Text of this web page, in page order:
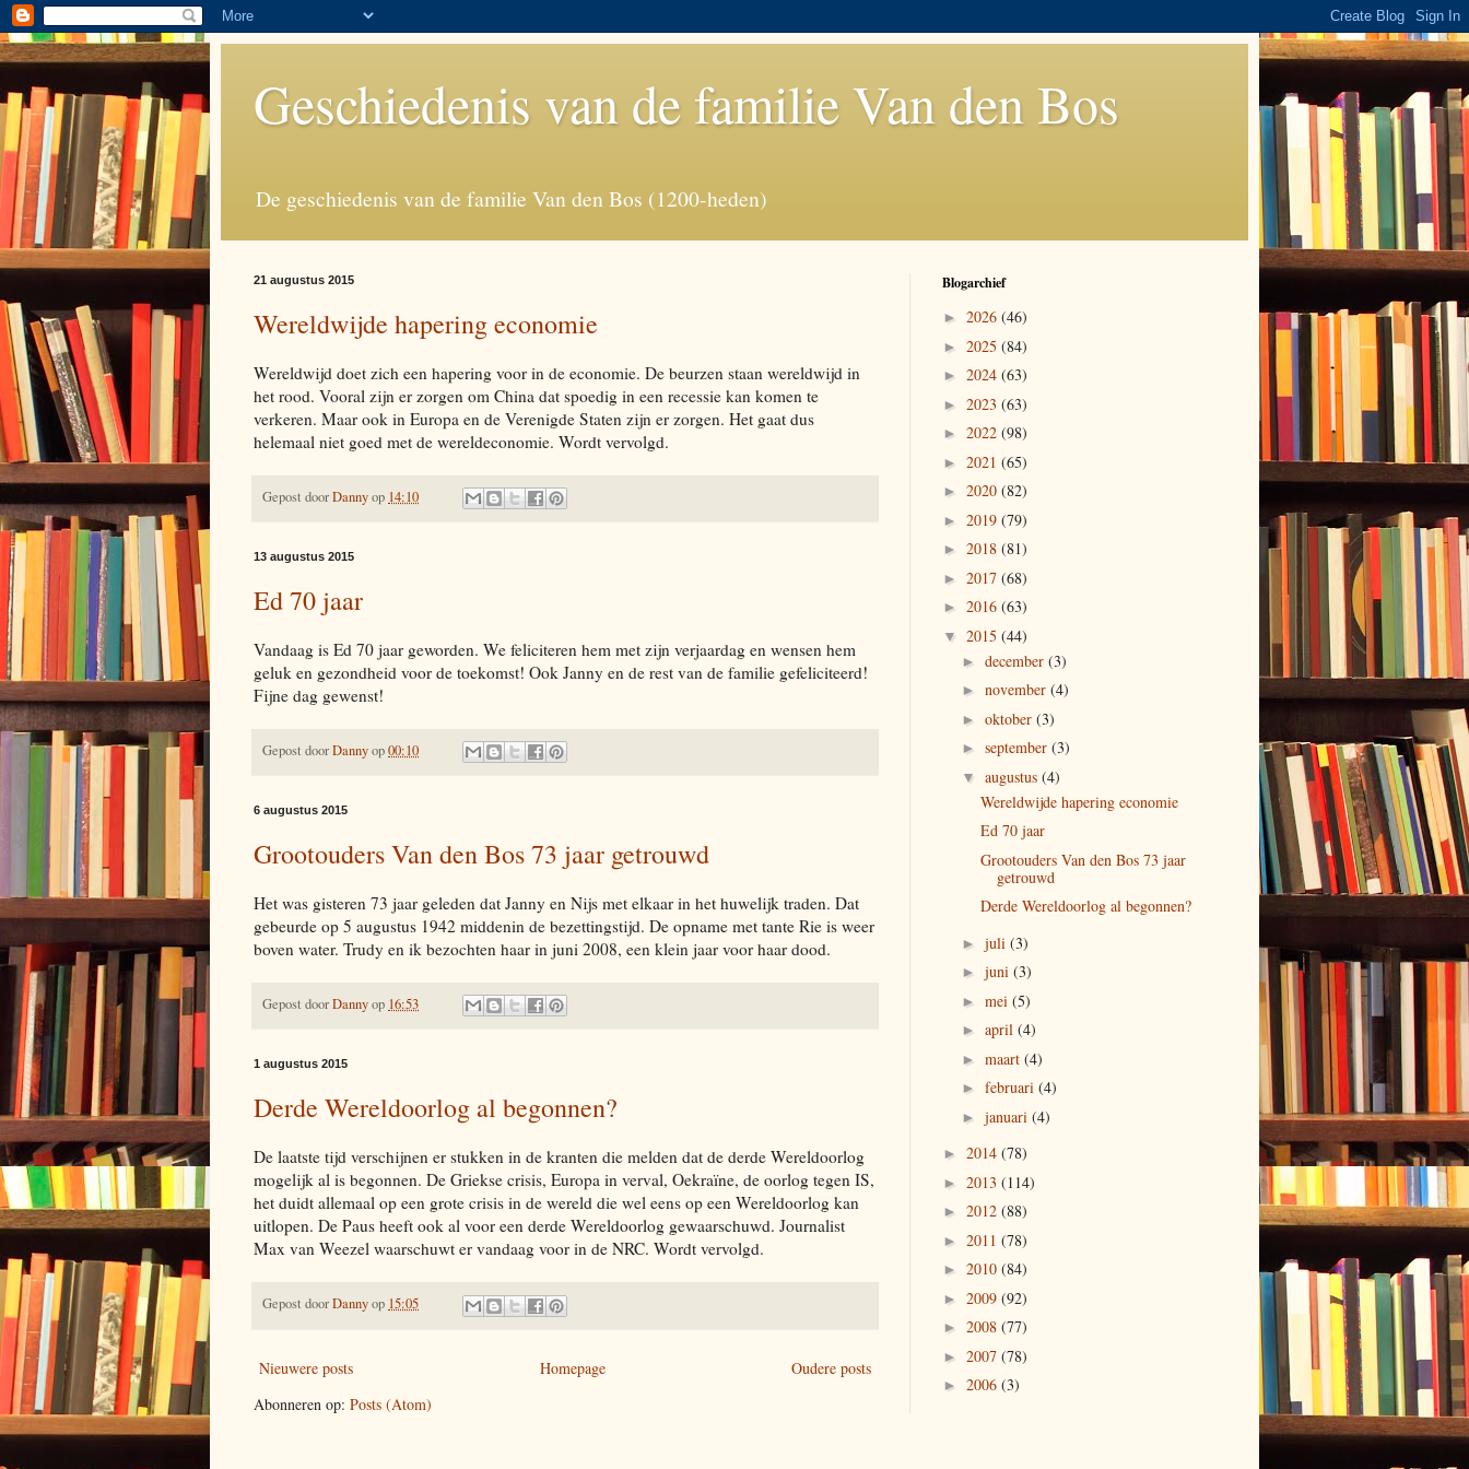
Geschiedenis van de familie Van den Bos
De geschiedenis van de familie Van den Bos (1200-heden)
21 augustus 2015
Wereldwijde hapering economie
Wereldwijd doet zich een hapering voor in de economie. De beurzen staan wereldwijd in
het rood. Vooral zijn er zorgen om China dat spoedig in een recessie kan komen te
verkeren. Maar ook in Europa en de Verenigde Staten zijn er zorgen. Het gaat dus
helemaal niet goed met de wereldeconomie. Wordt vervolgd.
Gepost doorDannyop 14:10
13 augustus 2015
Ed 70 jaar
Vandaag is Ed 70 jaar geworden. We feliciteren hem met zijn verjaardag en wensen hem
geluk en gezondheid voor de toekomst! Ook Janny en de rest van de familie gefeliciteerd!
Fijne dag gewenst!
Gepost doorDannyop00:10
6 augustus 2015
Grootouders Van den Bos 73 jaar getrouwd
Het was gisteren 73 jaar geleden dat Janny en Nijs met elkaar in het huwelijk traden. Dat
gebeurde op 5 augustus 1942 middenin de bezettingstijd. De opname met tante Rie is weer
boven water. Trudy en ik bezochten haar in juni 2008, een klein jaar voor haar dood.
Gepost doorDannyop 16:53
1 augustus 2015
Derde Wereldoorlog al begonnen?
De laatste tijd verschijnen er stukken in de kranten die melden dat de derde Wereldoorlog
mogelijk al is begonnen. De Griekse crisis, Europa in verval, Oekraïne, de oorlog tegen IS,
het duidt allemaal op een grote crisis in de wereld die wel eens op een Wereldoorlog kan
uitlopen. De Paus heeft ook al voor een derde Wereldoorlog gewaarschuwd. Journalist
Max van Weezel waarschuwt er vandaag voor in de NRC. Wordt vervolgd.
Gepost doorDannyop 15:05
Nieuwere posts Oudere posts
Homepage
Abonneren op: Posts (Atom)
Blogarchief
► 2026 (46)
► 2025 (84)
► 2024 (63)
► 2023 (63)
► 2022 (98)
► 2021 (65)
► 2020 (82)
► 2019 (79)
► 2018 (81)
► 2017 (68)
► 2016 (63)
▼ 2015 (44)
► december (3)
► november (4)
► oktober (3)
► september (3)
▼ augustus (4)
Wereldwijde hapering economie
Ed 70 jaar
Grootouders Van den Bos 73 jaar
getrouwd
Derde Wereldoorlog al begonnen?
► juli (3)
► juni (3)
► mei (5)
► april (4)
► maart (4)
► februari (4)
► januari (4)
► 2014 (78)
► 2013 (114)
► 2012 (88)
► 2011 (78)
► 2010 (84)
► 2009 (92)
► 2008 (77)
► 2007 (78)
► 2006 (3)